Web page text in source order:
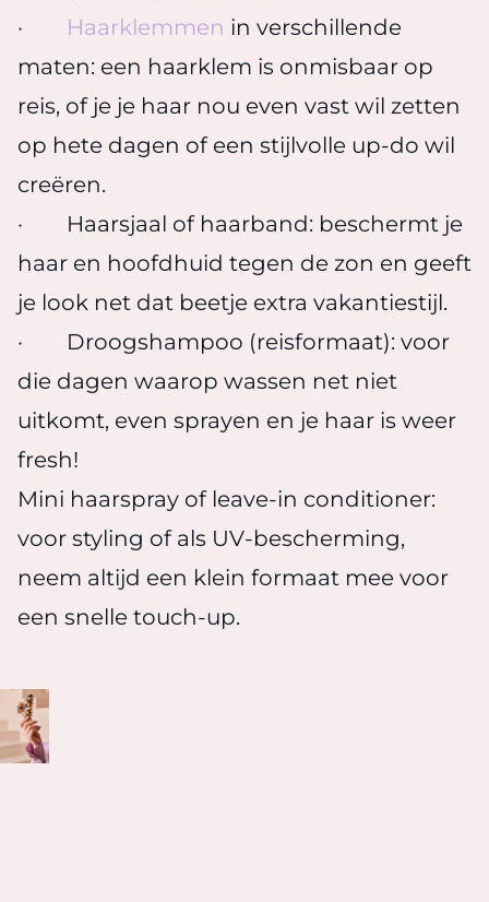
· Haarklemmen in verschillende
maten: een haarklem is onmisbaar op
reis, of je je haar nou even vast wil zetten
op hete dagen of een stijlvolle up-do wil
creëren.
· Haarsjaal of haarband: beschermt je
haar en hoofdhuid tegen de zon en geeft
je look net dat beetje extra vakantiestijl.
· Droogshampoo (reisformaat): voor
die dagen waarop wassen net niet
uitkomt, even sprayen en je haar is weer
fresh!
Mini haarspray of leave-in conditioner:
voor styling of als UV-bescherming,
neem altijd een klein formaat mee voor
een snelle touch-up.